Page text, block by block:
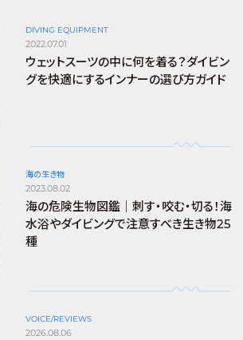
DIVING EQUIPMENT
2022.07.01
ウェットスーツの中に何を着る？ダイビン
グを快適にするインナーの選び方ガイド
海の生き物
2023.08.02
海の危険生物図鑑｜刺す・咬む・切る！海
水浴やダイビングで注意すべき生き物25
種
VOICE/REVIEWS
2026.08.06